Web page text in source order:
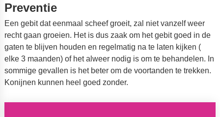
Preventie
Een gebit dat eenmaal scheef groeit, zal niet vanzelf weer
recht gaan groeien. Het is dus zaak om het gebit goed in de
gaten te blijven houden en regelmatig na te laten kijken (
elke 3 maanden) of het alweer nodig is om te behandelen. In
sommige gevallen is het beter om de voortanden te trekken.
Konijnen kunnen heel goed zonder.